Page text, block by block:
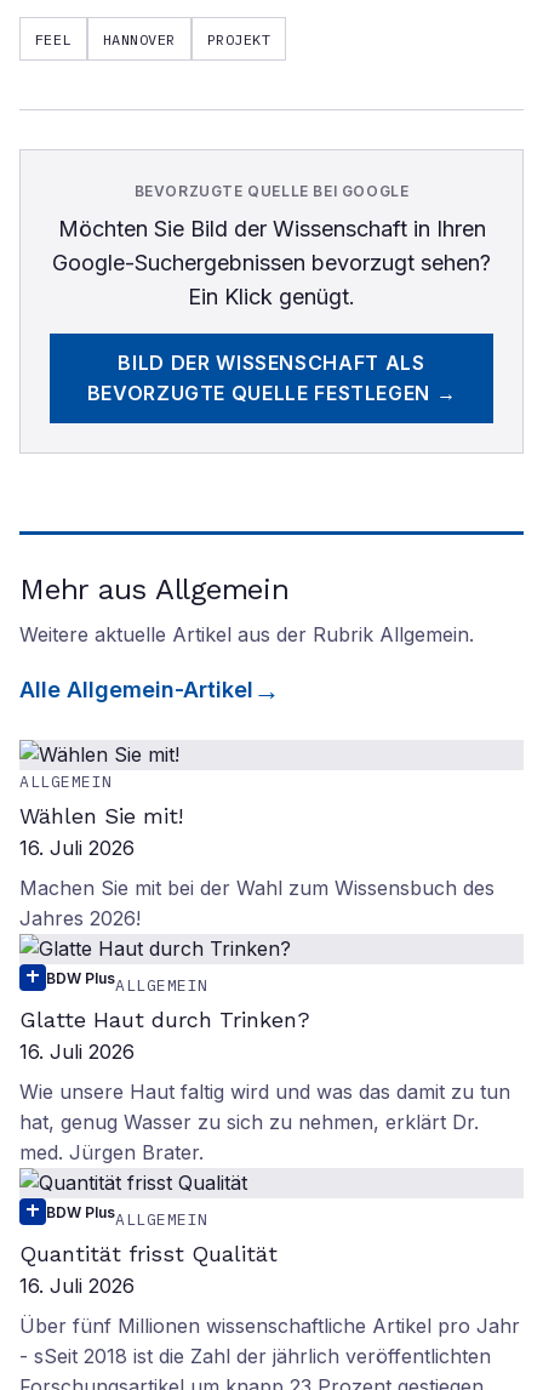
FEEL HANNOVER PROJEKT
BEVORZUGTE QUELLE BEI GOOGLE
Möchten Sie Bild der Wissenschaftin Ihren
Google-Suchergebnissen bevorzugt sehen?
Ein Klick genügt.
BILD DER WISSENSCHAFT ALS
BEVORZUGTE QUELLE FESTLEGEN →
Mehr aus Allgemein
Weitere aktuelle Artikel aus der Rubrik Allgemein.
Alle Allgemein-Artikel
ALLGEMEIN
Wählen Sie mit!
16. Juli 2026
Machen Sie mit bei der Wahl zum Wissensbuch des
Jahres 2026!
BDW PlusALLGEMEIN
Glatte Haut durch Trinken?
16. Juli 2026
Wie unsere Haut faltig wird und was das damit zu tun
hat, genug Wasser zu sich zu nehmen, erklärt Dr.
med. Jürgen Brater.
BDW PlusALLGEMEIN
Quantität frisst Qualität
16. Juli 2026
Über fünf Millionen wissenschaftliche Artikel pro Jahr
- sSeit 2018 ist die Zahl der jährlich veröffentlichten